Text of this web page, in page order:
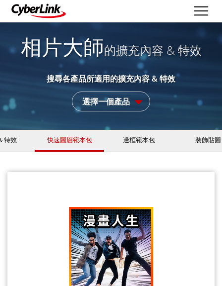
相片大師的擴充內容 & 特效
搜尋各產品所適用的擴充內容 & 特效
選擇一個產品
特效 快速圖層範本包 邊框範本包 裝飾貼圖